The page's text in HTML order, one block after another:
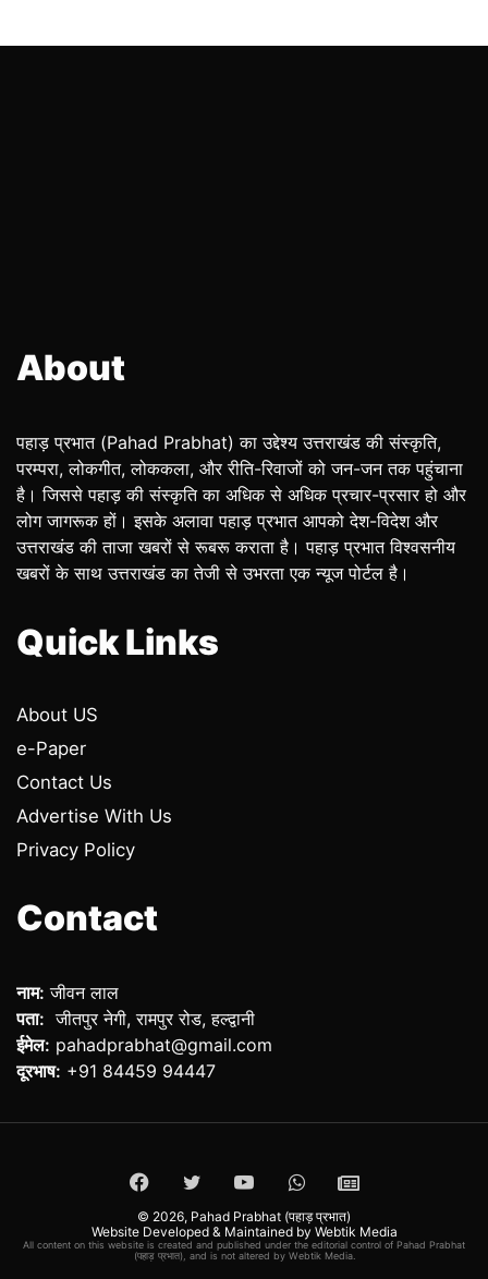
About
पहाड़ प्रभात (Pahad Prabhat) का उद्देश्य उत्तराखंड की संस्कृति,
परम्परा, लोकगीत, लोककला, और रीति-रिवाजों को जन-जन तक पहुंचाना
है। जिससे पहाड़ की संस्कृति का अधिक से अधिक प्रचार-प्रसार हो और
लोग जागरूक हों। इसके अलावा पहाड़ प्रभात आपको देश-विदेश और
उत्तराखंड की ताजा खबरों से रूबरू कराता है। पहाड़ प्रभात विश्वसनीय
खबरों के साथ उत्तराखंड का तेजी से उभरता एक न्यूज पोर्टल है।
Quick Links
About US
e-Paper
Contact Us
Advertise With Us
Privacy Policy
Contact
नाम: जीवन लाल
पता: जीतपुर नेगी, रामपुर रोड, हल्द्वानी
ईमेल: pahadprabhat@gmail.com
दूरभाष: +91 84459 94447
Facebook
TwitterYouTubeWhatsApp
ePaper
© 2026, Pahad Prabhat (पहाड़ प्रभात)
Website Developed & Maintained by Webtik Media
All content on this website is created and published under the editorial control of Pahad Prabhat
(पहाड़ प्रभात), and is not altered by Webtik Media.